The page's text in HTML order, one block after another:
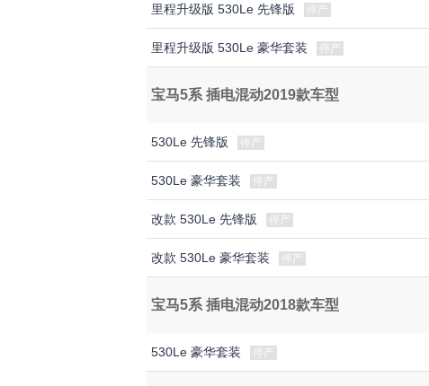
里程升级版 530Le 先锋版 停产
里程升级版 530Le 豪华套装 停产
宝马5系 插电混动2019款车型
530Le 先锋版 停产
530Le 豪华套装 停产
改款 530Le 先锋版 停产
改款 530Le 豪华套装 停产
宝马5系 插电混动2018款车型
530Le 豪华套装 停产